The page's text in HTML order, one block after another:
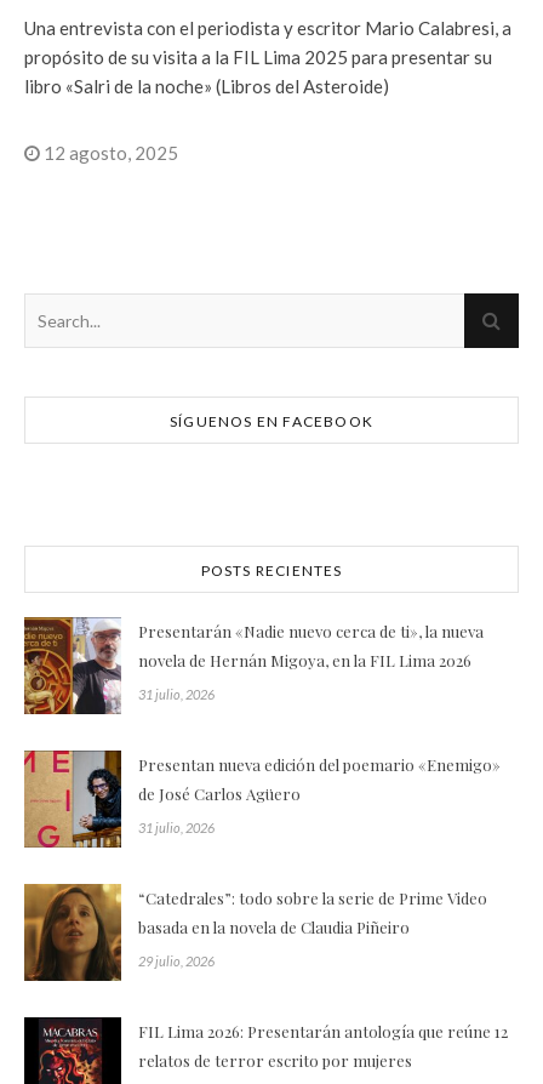
Una entrevista con el periodista y escritor Mario Calabresi, a
propósito de su visita a la FIL Lima 2025 para presentar su
libro «Salri de la noche» (Libros del Asteroide)
12 agosto, 2025
SÍGUENOS EN FACEBOOK
POSTS RECIENTES
Presentarán «Nadie nuevo cerca de ti», la nueva
novela de Hernán Migoya, en la FIL Lima 2026
31 julio, 2026
Presentan nueva edición del poemario «Enemigo»
de José Carlos Agüero
31 julio, 2026
“Catedrales”: todo sobre la serie de Prime Video
basada en la novela de Claudia Piñeiro
29 julio, 2026
FIL Lima 2026: Presentarán antología que reúne 12
relatos de terror escrito por mujeres